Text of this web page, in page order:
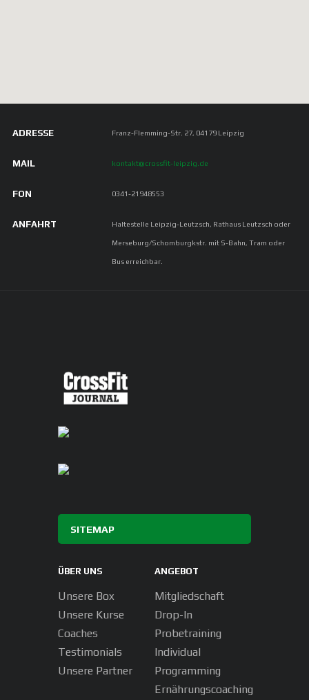
ADRESSE Franz-Flemming-Str. 27, 04179 Leipzig
MAIL kontakt@crossfit-leipzig.de
FON 0341-21948553
ANFAHRT Haltestelle Leipzig-Leutzsch, Rathaus Leutzsch oder
Merseburg/Schomburgkstr. mit S-Bahn, Tram oder
Bus erreichbar.
SITEMAP
ÜBER UNS
Unsere Box
Unsere Kurse
Coaches
Testimonials
Unsere Partner
ANGEBOT
Mitgliedschaft
Drop-In
Probetraining
Individual
Programming
Ernährungscoaching